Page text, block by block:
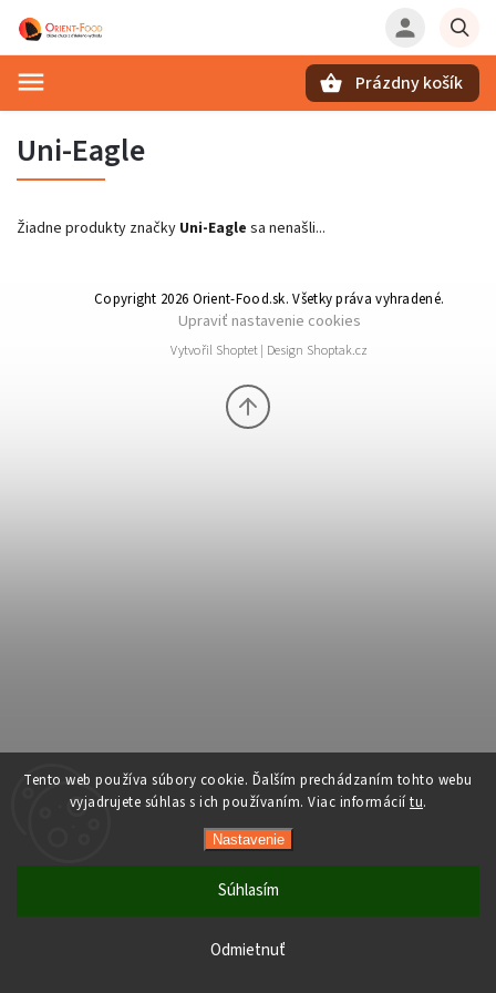
Tento web používa súbory cookie. Ďalším prechádzaním tohto webu
vyjadrujete súhlas s ich používaním. Viac informácií tu.
Nastavenie
Odmietnuť
Súhlasím
Počas horúcich dní neodporúčame doručenie do ParcelBoxov.
Produkty citlivé na vysoké teploty nemusia byť pri prevzatí v
Prázdny košík
Uni-Eagle
Žiadne produkty značky Uni-Eagle sa nenašli...
Copyright 2026 Orient-Food.sk. Všetky práva vyhradené.
Upraviť nastavenie cookies
Vytvořil Shoptet| Design Shoptak.cz